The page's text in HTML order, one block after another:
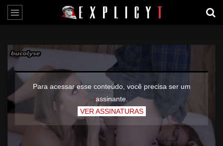
Para acessar esse conteúdo, você precisa ser um
assinante.
VER ASSINATURAS